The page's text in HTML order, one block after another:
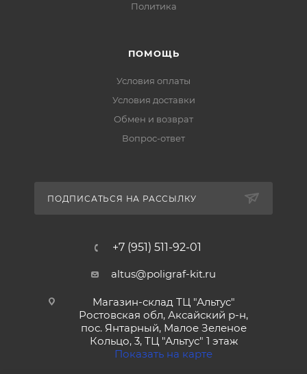
Политика
ПОМОЩЬ
Условия оплаты
Условия доставки
Обмен и возврат
Вопрос-ответ
ПОДПИСАТЬСЯ НА РАССЫЛКУ
+7 (951) 511-92-01
altus@poligraf-kit.ru
Магазин-склад ТЦ "Альтус"
Ростовская обл, Аксайский р-н,
пос. Янтарный, Малое Зеленое
Кольцо, 3, ТЦ "Альтус" 1 этаж
Показать на карте